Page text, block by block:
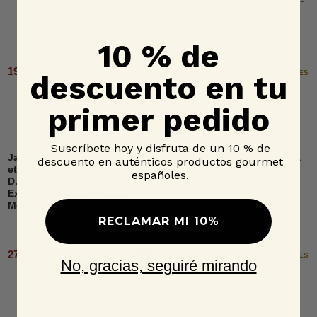
19,95 € - 107,70 € 515,00 € - 650,00 € 6 OPCIONES
Jamón 100% raza ibérica,
etiqueta negra, loncheado,
D.O.P. Dehesa de
Extremadura, Señorío de
Montanera
27,95 €
Aceite de Oliva Virgen Extra
Lagar del Soto ecológico
Lata, Jacoliva
2 OPCIONES
10 % de
descuento en tu
primer pedido
Suscríbete hoy y disfruta de un 10 % de
descuento en auténticos productos gourmet
españoles.
RECLAMAR MI 10%
No, gracias, seguiré mirando